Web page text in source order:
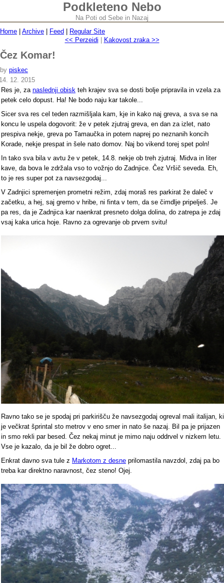
Podkleteno Nebo
Na Poti od Sebe in Nazaj
Home
Archive Feed
Regular Site
<< Perzeidi
Kakovost zraka >>
Čez Komar!
by piskec
12. 2015
Res je, za naslednji obisk teh krajev sva se dosti bolje pripravila in vzela za
petek celo dopust. Ha! Ne bodo naju kar takole...
Sicer sva res cel teden razmišljala kam, kje in kako naj greva, a sva se na
koncu le uspela dogovorit: že v petek zjutraj greva, en dan za izlet, nato
prespiva nekje, greva po Tamaučka in potem naprej po neznanih koncih
Korade, nekje prespat in šele nato domov. Naj bo vikend torej spet poln!
In tako sva bila v avtu že v petek, 14.8. nekje ob treh zjutraj. Midva in liter
kave, da bova le zdržala vso to vožnjo do Zadnjice. Čez Vršič seveda. Eh,
to je res super pot za navsezgodaj...
V Zadnjici spremenjen prometni režim, zdaj moraš res parkirat že daleč v
začetku, a hej, saj gremo v hribe, ni finta v tem, da se čimdlje pripelješ. Je
pa res, da je Zadnjica kar naenkrat presneto dolga dolina, do zatrepa je zdaj
vsaj kaka urica hoje. Ravno za ogrevanje ob prvem svitu!
Ravno tako se je spodaj pri parkirišču že navsezgodaj ogreval mali italijan, ki
je večkrat šprintal sto metrov v eno smer in nato še nazaj. Bil pa je prijazen
in smo rekli par besed. Čez nekaj minut je mimo naju oddrvel v nizkem letu.
Vse je kazalo, da je bil že dobro ogret...
Enkrat davno sva tule z Markotom z desne prilomastila navzdol, zdaj pa bo
treba kar direktno naravnost, čez steno! Ojej.